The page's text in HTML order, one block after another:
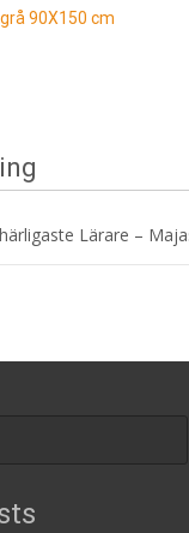
90X150 cm
Lärare –